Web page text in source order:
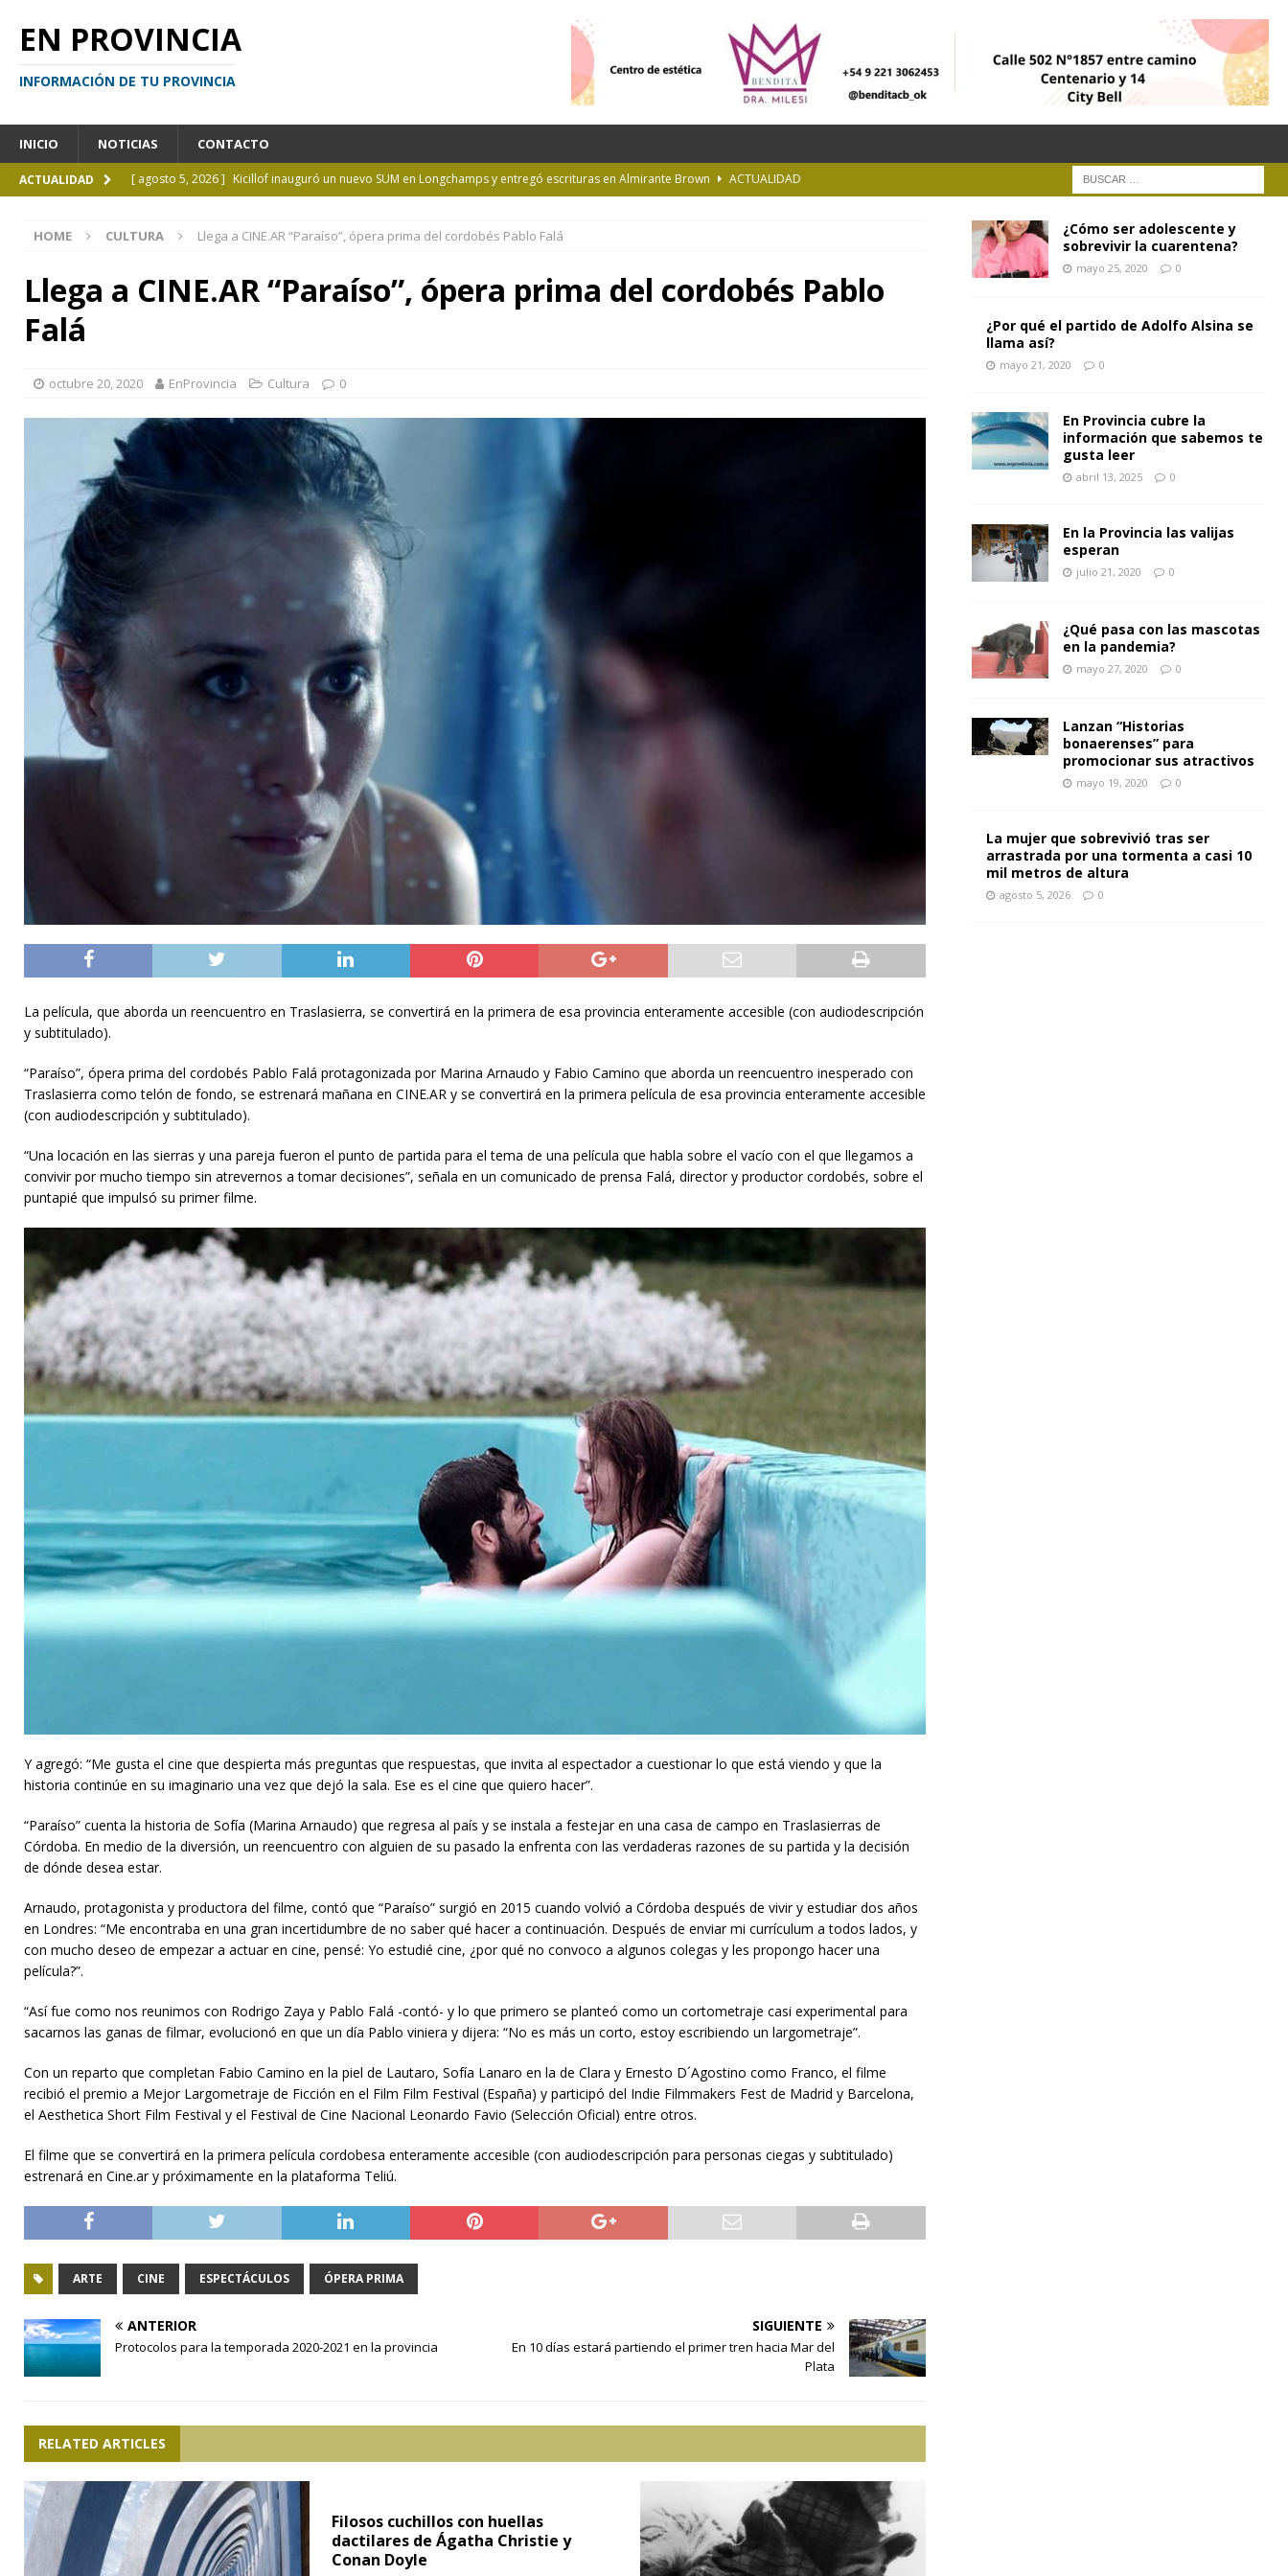
EN PROVINCIA
INFORMACIÓN DE TU PROVINCIA
INICIO NOTICIAS CONTACTO
ACTUALIDAD [ agosto 5, 2026 ] Kicillof inauguró un nuevo SUM en Longchamps y entregó escrituras en Almirante Brown
ACTUALIDAD
[ agosto 4, 2026 ] La UCALP abre la inscripción para la Diplomatura en Trasplante y Ablación de Órganos y Tejidos
GENERAL
Personas perdidas en la Provincia de Buenos Aires
HOME CULTURA Llega a CINE.AR “Paraíso”, ópera prima del cordobés Pablo Falá
Llega a CINE.AR “Paraíso”, ópera prima del cordobés Pablo
Falá
octubre 20, 2020 EnProvincia Cultura 0
La película, que aborda un reencuentro en Traslasierra, se convertirá en la primera de esa provincia enteramente accesible (con audiodescripción
y subtitulado).
“Paraíso”, ópera prima del cordobés Pablo Falá protagonizada por Marina Arnaudo y Fabio Camino que aborda un reencuentro inesperado con
Traslasierra como telón de fondo, se estrenará mañana en CINE.AR y se convertirá en la primera película de esa provincia enteramente accesible
(con audiodescripción y subtitulado).
“Una locación en las sierras y una pareja fueron el punto de partida para el tema de una película que habla sobre el vacío con el que llegamos a
convivir por mucho tiempo sin atrevernos a tomar decisiones”, señala en un comunicado de prensa Falá, director y productor cordobés, sobre el
puntapié que impulsó su primer filme.
Y agregó: “Me gusta el cine que despierta más preguntas que respuestas, que invita al espectador a cuestionar lo que está viendo y que la
historia continúe en su imaginario una vez que dejó la sala. Ese es el cine que quiero hacer”.
“Paraíso” cuenta la historia de Sofía (Marina Arnaudo) que regresa al país y se instala a festejar en una casa de campo en Traslasierras de
Córdoba. En medio de la diversión, un reencuentro con alguien de su pasado la enfrenta con las verdaderas razones de su partida y la decisión
de dónde desea estar.
Arnaudo, protagonista y productora del filme, contó que “Paraíso” surgió en 2015 cuando volvió a Córdoba después de vivir y estudiar dos años
en Londres: “Me encontraba en una gran incertidumbre de no saber qué hacer a continuación. Después de enviar mi currículum a todos lados, y
con mucho deseo de empezar a actuar en cine, pensé: Yo estudié cine, ¿por qué no convoco a algunos colegas y les propongo hacer una
película?”.
“Así fue como nos reunimos con Rodrigo Zaya y Pablo Falá -contó- y lo que primero se planteó como un cortometraje casi experimental para
sacarnos las ganas de filmar, evolucionó en que un día Pablo viniera y dijera: “No es más un corto, estoy escribiendo un largometraje”.
Con un reparto que completan Fabio Camino en la piel de Lautaro, Sofía Lanaro en la de Clara y Ernesto D´Agostino como Franco, el filme
recibió el premio a Mejor Largometraje de Ficción en el Film Film Festival (España) y participó del Indie Filmmakers Fest de Madrid y Barcelona,
el Aesthetica Short Film Festival y el Festival de Cine Nacional Leonardo Favio (Selección Oficial) entre otros.
El filme que se convertirá en la primera película cordobesa enteramente accesible (con audiodescripción para personas ciegas y subtitulado)
estrenará en Cine.ar y próximamente en la plataforma Teliú.
ARTE CINE ESPECTÁCULOS ÓPERA PRIMA
ANTERIOR
Protocolos para la temporada 2020-2021 en la provincia
SIGUIENTE
En 10 días estará partiendo el primer tren hacia Mar del
Plata
RELATED ARTICLES
Filosos cuchillos con huellas
dactilares de Ágatha Christie y
Conan Doyle
¿Cómo ser adolescente y
sobrevivir la cuarentena?
mayo 25, 2020 0
¿Por qué el partido de Adolfo Alsina se
llama así?
mayo 21, 2020 0
En Provincia cubre la
información que sabemos te
gusta leer
abril 13, 2025 0
En la Provincia las valijas
esperan
julio 21, 2020 0
¿Qué pasa con las mascotas
en la pandemia?
mayo 27, 2020 0
Lanzan “Historias
bonaerenses” para
promocionar sus atractivos
mayo 19, 2020 0
La mujer que sobrevivió tras ser
arrastrada por una tormenta a casi 10
mil metros de altura
agosto 5, 2026 0